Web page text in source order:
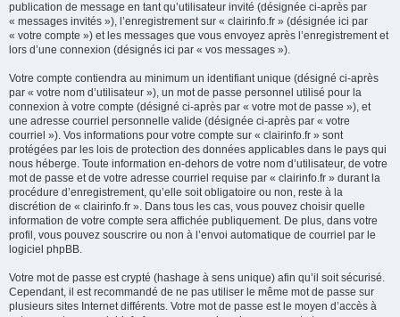
publication de message en tant qu’utilisateur invité (désignée ci-après par
« messages invités »), l’enregistrement sur « clairinfo.fr » (désignée ici par
« votre compte ») et les messages que vous envoyez après l’enregistrement et
lors d’une connexion (désignés ici par « vos messages »).
Votre compte contiendra au minimum un identifiant unique (désigné ci-après
par « votre nom d’utilisateur »), un mot de passe personnel utilisé pour la
connexion à votre compte (désigné ci-après par « votre mot de passe »), et
une adresse courriel personnelle valide (désignée ci-après par « votre
courriel »). Vos informations pour votre compte sur « clairinfo.fr » sont
protégées par les lois de protection des données applicables dans le pays qui
nous héberge. Toute information en-dehors de votre nom d’utilisateur, de votre
mot de passe et de votre adresse courriel requise par « clairinfo.fr » durant la
procédure d’enregistrement, qu’elle soit obligatoire ou non, reste à la
discrétion de « clairinfo.fr ». Dans tous les cas, vous pouvez choisir quelle
information de votre compte sera affichée publiquement. De plus, dans votre
profil, vous pouvez souscrire ou non à l’envoi automatique de courriel par le
logiciel phpBB.
Votre mot de passe est crypté (hashage à sens unique) afin qu’il soit sécurisé.
Cependant, il est recommandé de ne pas utiliser le même mot de passe sur
plusieurs sites Internet différents. Votre mot de passe est le moyen d’accès à